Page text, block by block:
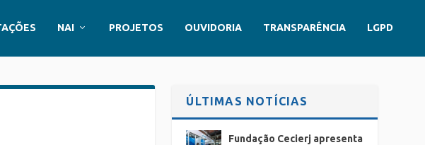
NAI PROJETOS OUVIDORIA TRANSPARÊNCIA LGPD
ÚLTIMAS NOTÍCIAS
Fundação Cecierj apresenta